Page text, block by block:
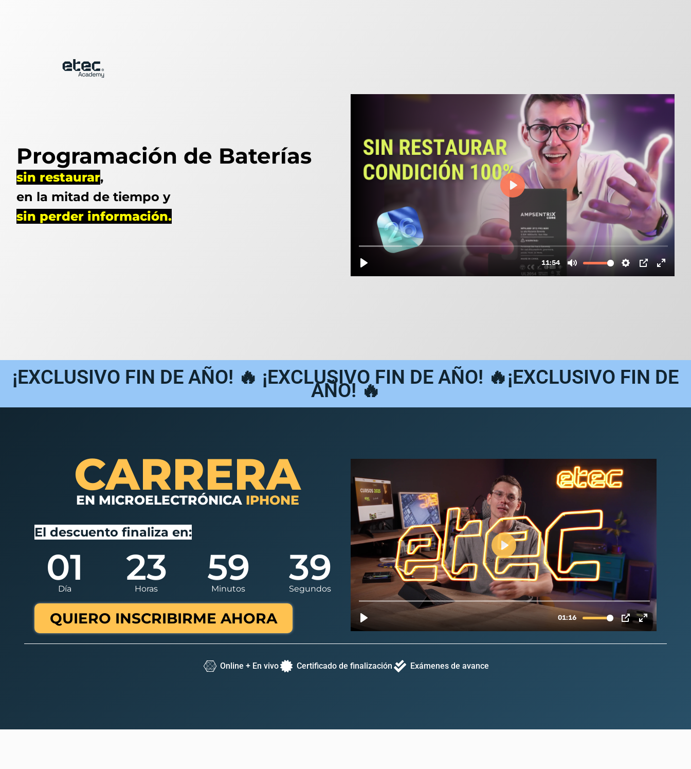
Programación de Baterías
sin restaurar,
en la mitad de tiempo y
sin perder información.
¡EXCLUSIVO FIN DE AÑO! 🔥 ¡EXCLUSIVO FIN DE AÑO! 🔥¡EXCLUSIVO FIN DE
AÑO! 🔥
CARRERA
EN MICROELECTRÓNICA IPHONE
El descuento finaliza en:
01
Día
23
Horas
59
Minutos
37
Segundos
QUIERO INSCRIBIRME AHORA
Online + En vivo Certificado de finalización Exámenes de avance